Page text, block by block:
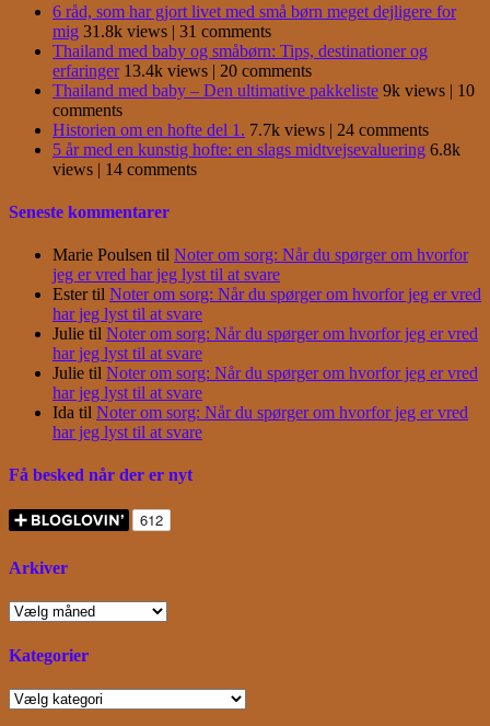
6 råd, som har gjort livet med små børn meget dejligere for
mig 31.8k views | 31 comments
Thailand med baby og småbørn: Tips, destinationer og
erfaringer 13.4k views | 20 comments
Thailand med baby – Den ultimative pakkeliste 9k views | 10
comments
Historien om en hofte del 1. 7.7k views | 24 comments
5 år med en kunstig hofte: en slags midtvejsevaluering 6.8k
views | 14 comments
Seneste kommentarer
Marie Poulsen til Noter om sorg: Når du spørger om hvorfor
jeg er vred har jeg lyst til at svare
Estertil Noter om sorg: Når du spørger om hvorfor jeg er vred
har jeg lyst til at svare
Julie til Noter om sorg: Når du spørger om hvorfor jeg er vred
har jeg lyst til at svare
Julie til Noter om sorg: Når du spørger om hvorfor jeg er vred
har jeg lyst til at svare
Ida til Noter om sorg: Når du spørger om hvorfor jeg er vred
har jeg lyst til at svare
Få besked når der er nyt
Arkiver
Arkiver
Kategorier
Kategorier